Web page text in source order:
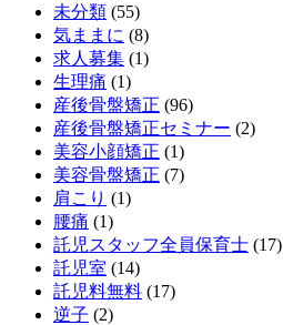
未分類 (55)
気ままに (8)
求人募集 (1)
生理痛 (1)
産後骨盤矯正 (96)
産後骨盤矯正セミナー (2)
美容小顔矯正 (1)
美容骨盤矯正 (7)
肩こり (1)
腰痛 (1)
託児スタッフ全員保育士 (17)
託児室 (14)
託児料無料 (17)
逆子 (2)